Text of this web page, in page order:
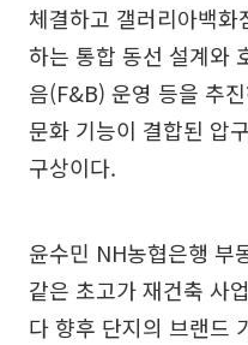
체결하고 갤러리아백화
하는 통합 동선 설계와
음(F&B) 운영 등을 추
문화 기능이 결합된 압
구상이다.
윤수민 NH농협은행 부
같은 초고가 재건축 사
다 향후 단지의 브랜드